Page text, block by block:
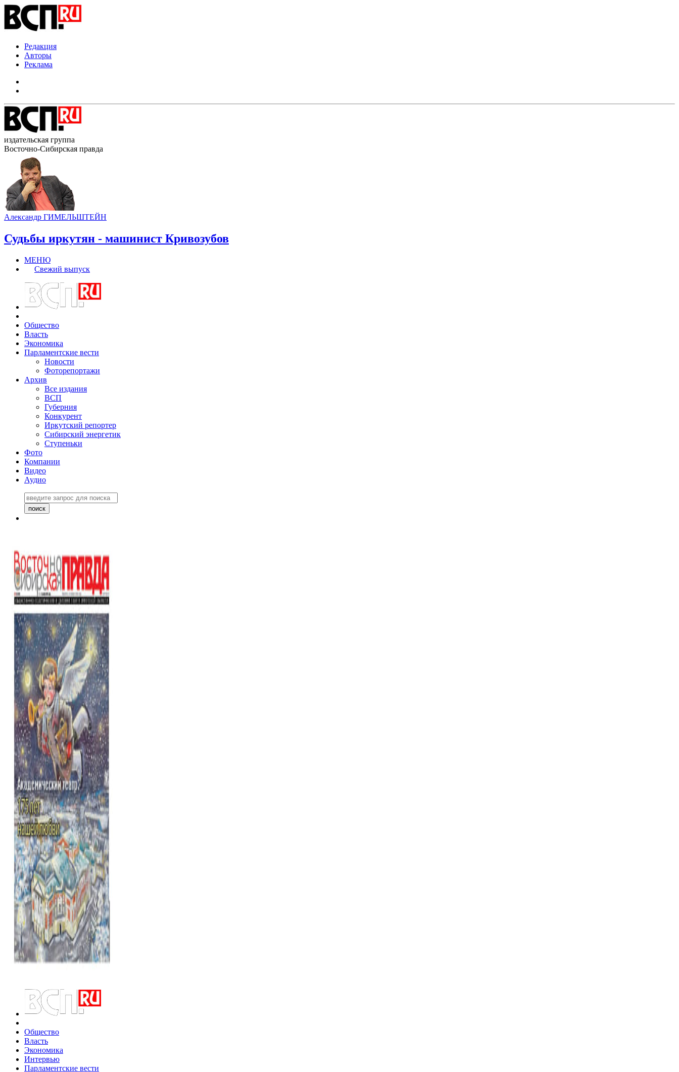
Редакция
Авторы
Реклама
издательская группа
Восточно-Сибирская правда
Александр ГИМЕЛЬШТЕЙН
Судьбы иркутян - машинист Кривозубов
МЕНЮ
Свежий выпуск
Общество
Власть
Экономика
Парламентские вести
Новости
Фоторепортажи
Архив
Все издания
ВСП
Губерния
Конкурент
Иркутский репортер
Сибирский энергетик
Ступеньки
Фото
Компании
Видео
Аудио
Общество
Власть
Экономика
Интервью
Парламентские вести